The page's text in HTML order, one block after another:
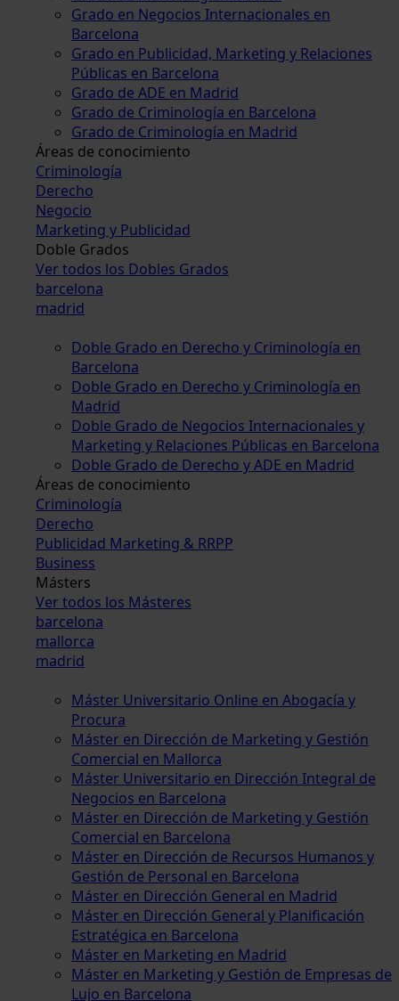
Grado en Negocios Internacionales en
Barcelona
Grado en Publicidad, Marketing y Relaciones
Públicas en Barcelona
Grado de ADE en Madrid
Grado de Criminología en Barcelona
Grado de Criminología en Madrid
Áreas de conocimiento
Criminología
Derecho
Negocio
Marketing y Publicidad
Doble Grados
Ver todos los Dobles Grados
barcelona
madrid
Doble Grado en Derecho y Criminología en
Barcelona
Doble Grado en Derecho y Criminología en
Madrid
Doble Grado de Negocios Internacionales y
Marketing y Relaciones Públicas en Barcelona
Doble Grado de Derecho y ADE en Madrid
Áreas de conocimiento
Criminología
Derecho
Publicidad Marketing & RRPP
Business
Másters
Ver todos los Másteres
barcelona
mallorca
madrid
Máster Universitario Online en Abogacía y
Procura
Máster en Dirección de Marketing y Gestión
Comercial en Mallorca
Máster Universitario en Dirección Integral de
Negocios en Barcelona
Máster en Dirección de Marketing y Gestión
Comercial en Barcelona
Máster en Dirección de Recursos Humanos y
Gestión de Personal en Barcelona
Máster en Dirección General en Madrid
Máster en Dirección General y Planificación
Estratégica en Barcelona
Máster en Marketing en Madrid
Máster en Marketing y Gestión de Empresas de
Lujo en Barcelona